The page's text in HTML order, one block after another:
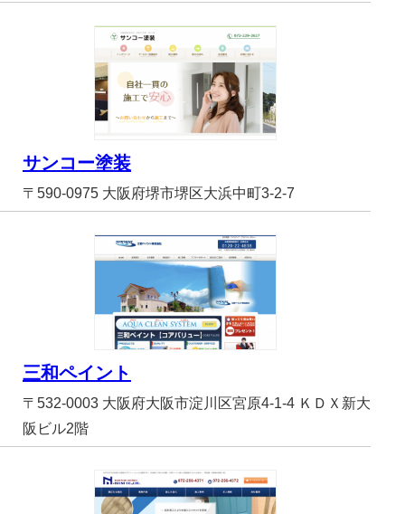
サンコー塗装
〒590-0975 大阪府堺市堺区大浜中町3-2-7
三和ペイント
〒532-0003 大阪府大阪市淀川区宮原4-1-4 ＫＤＸ新大
阪ビル2階